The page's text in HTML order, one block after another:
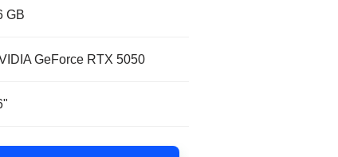
GB
GeForce RTX 5050